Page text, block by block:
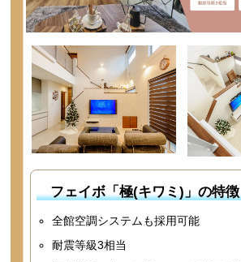
フェイボ「極(キワミ)」の特徴
全館空調システムも採用可能
耐震等級3相当